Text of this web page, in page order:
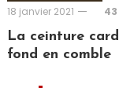
18 janvier 2021
La ceinture
fond en comble